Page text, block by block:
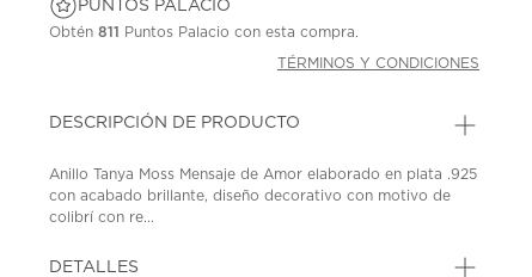
PUNTOS PALACIO
Obtén811 Puntos Palacio con esta compra.
TÉRMINOS Y CONDICIONES
DESCRIPCIÓN DE PRODUCTO
Anillo Tanya Moss Mensaje de Amor elaborado en plata .925
con acabado brillante, diseño decorativo con motivo de
colibrí con re...
DETALLES